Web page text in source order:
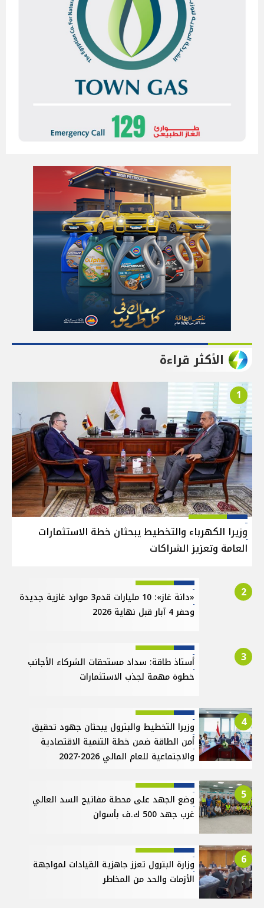
الأكثر قراءة
1
وزيرا الكهرباء والتخطيط يبحثان خطة الاستثمارات
العامة وتعزيز الشراكات
2
«دانة غاز»: 10 مليارات قدم3 موارد غازية جديدة
وحفر 4 آبار قبل نهاية 2026
3
أستاذ طاقة: سداد مستحقات الشركاء الأجانب
خطوة مهمة لجذب الاستثمارات
4
وزيرا التخطيط والبترول يبحثان جهود تحقيق
أمن الطاقة ضمن خطة التنمية الاقتصادية
والاجتماعية للعام المالي 2026-2027
5
وضع الجهد على محطة مفاتيح السد العالي
غرب جهد 500 ك.ف بأسوان
6
وزارة البترول تعزز جاهزية القيادات لمواجهة
الأزمات والحد من المخاطر